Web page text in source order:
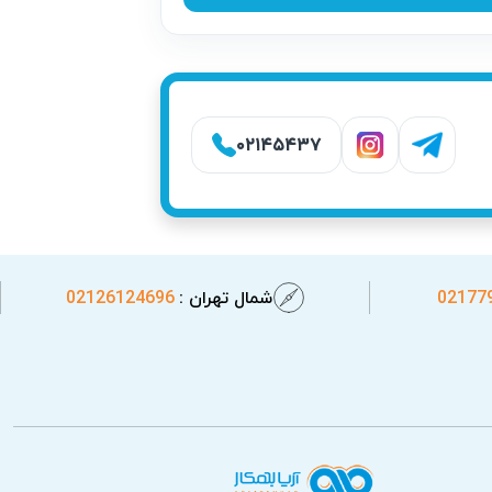
۰۲۱۴۵۴۳۷
شمال تهران :02126124696